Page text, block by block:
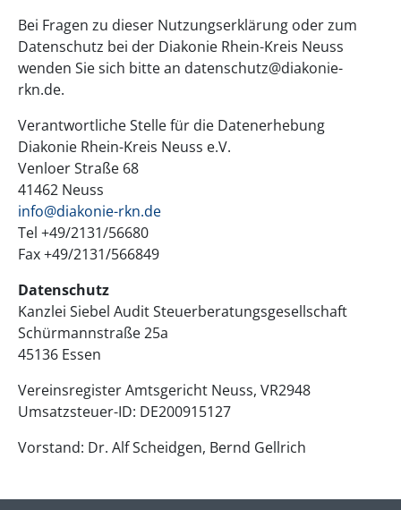
Bei Fragen zu dieser Nutzungserklärung oder zum
Datenschutz bei der Diakonie Rhein-Kreis Neuss
wenden Sie sich bitte an datenschutz@diakonie-
rkn.de.
Verantwortliche Stelle für die Datenerhebung
Diakonie Rhein-Kreis Neuss e.V.
Venloer Straße 68
41462 Neuss
info@diakonie-rkn.de
Tel +49/2131/56680
Fax +49/2131/566849
Datenschutz
Kanzlei Siebel Audit Steuerberatungsgesellschaft
Schürmannstraße 25a
45136 Essen
Vereinsregister Amtsgericht Neuss, VR2948
Umsatzsteuer-ID: DE200915127
Vorstand: Dr. Alf Scheidgen, Bernd Gellrich